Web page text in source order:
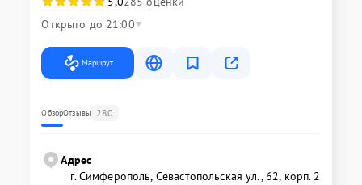
Открыто до 21:00
Маршрут
ОбзорОтзывы 280
Адрес
г. Симферополь, Севастопольская ул., 62, корп. 2